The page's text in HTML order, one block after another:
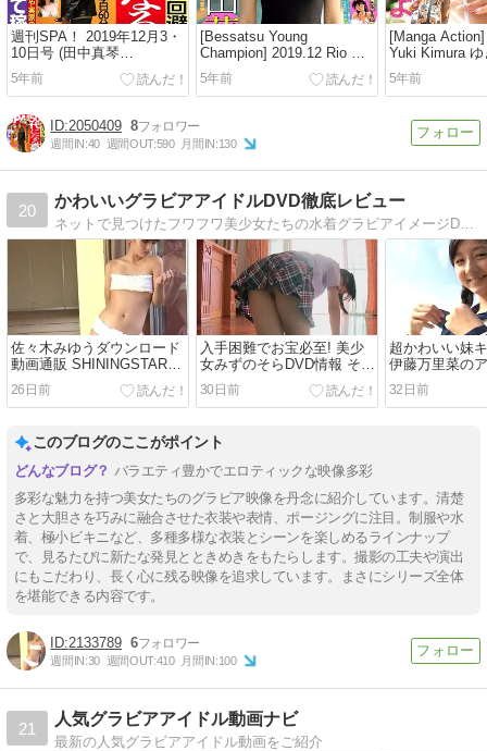
週刊SPA！ 2019年12月3・
10日号 (田中真琴
BEYOOOOONDS 犬童美乃
梨 丹羽仁希 他)
5年前
[Bessatsu Young
Champion] 2019.12 Rio 吉
田莉桜 ☆HOSHINO
5年前
[Manga
Yuki Kimura ゆ
5年前
2050409 8
週間IN:40 週間OUT:590 月間IN:130
20
かわいいグラビアアイドルDVD徹底レビュー
ネットで見つけたフワフワ美少女たちの水着グラビアイメージDVD・動画情報をレビューしていきます。限界ギリギリに挑む過激映像にドキドキです。
佐々木みゆうダウンロード
動画通販 SHININGSTAR！
絶対美少女は天真爛漫
26日前
入手困難でお宝必至! 美少
女みずのそらDVD情報 そら
を青春と呼ぶ日
30日前
超かわいい妹
伊藤万里菜の
「すいーと」
32日前
このブログのここがポイント
バラエティ豊かでエロティックな映像多彩
多彩な魅力を持つ美女たちのグラビア映像を丹念に紹介しています。清楚
さと大胆さを巧みに融合させた衣装や表情、ポージングに注目。制服や水
着、極小ビキニなど、多種多様な衣装とシーンを楽しめるラインナップ
で、見るたびに新たな発見とときめきをもたらします。撮影の工夫や演出
にもこだわり、長く心に残る映像を追求しています。まさにシリーズ全体
を堪能できる内容です。
2133789 6
週間IN:30 週間OUT:410 月間IN:100
21
人気グラビアアイドル動画ナビ
最新の人気グラビアアイドル動画をご紹介